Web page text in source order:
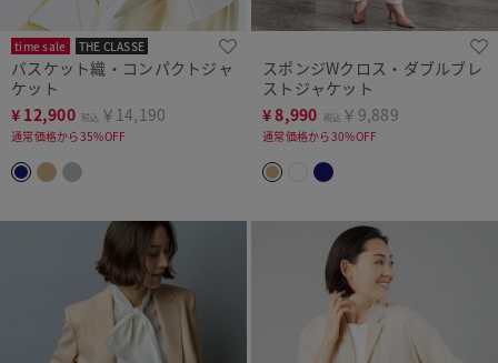
time sale THE CLASSE
バスケット織・コンパクトジャ
ケット
¥ 12,900 税込 ￥14,190
通常価格から35%OFF
スポンジWクロス・ダブルブレ
ストジャケット
¥8,990 税込 ￥9,889
通常価格から30%OFF